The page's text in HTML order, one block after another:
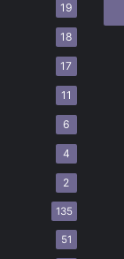
19
18
17
11
6
4
2
135
51